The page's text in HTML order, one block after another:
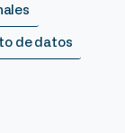
de datos